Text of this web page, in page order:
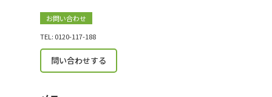
お問い合わせ
TEL: 0120-117-188
問い合わせする